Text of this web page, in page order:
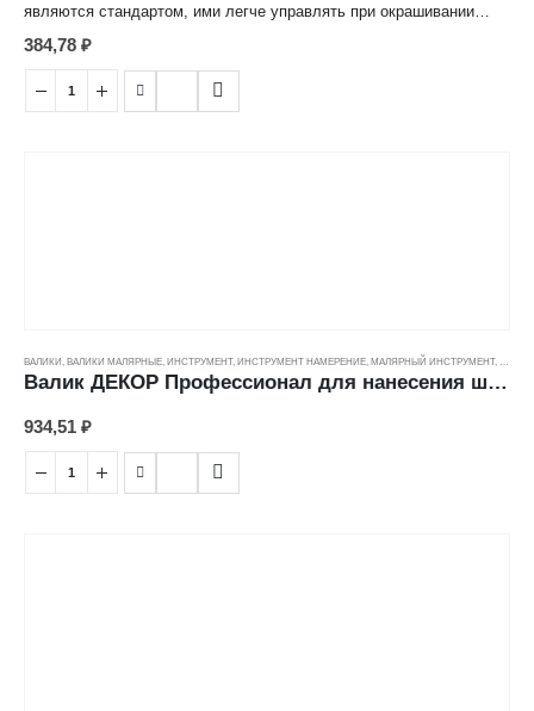
являются стандартом, ими легче управлять при окрашивании
поверхностей. Полиамид подходит для шероховатых
поверхностей, алкидных, акриловых, латексных красок.
384,78 ₽
ВАЛИКИ ВАЛИКИ МАЛЯРНЫЕ ИНСТРУМЕНТ, ИНСТРУМЕНТ НАМЕРЕНИЕ МАЛЯРНЫЙ ИНСТРУМЕНТ,
Валик ДЕКОР Профессионал для нанесения шпатлевки (10/50/8мм) (100мм)
934,51 ₽